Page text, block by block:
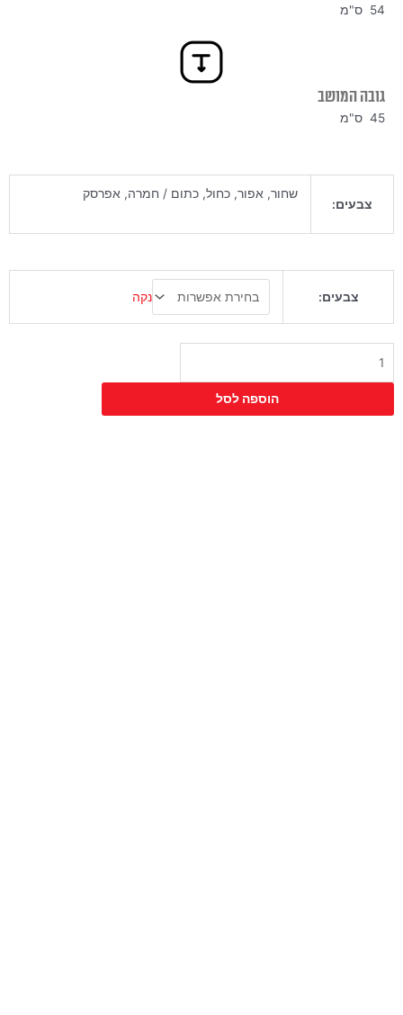
54 ס"מ
גובה המושב
45 ס"מ
צבעים:
שחור, אפור, כחול, כתום / חמרה, אפרסק
צבעים: נקה
הוספה לסל